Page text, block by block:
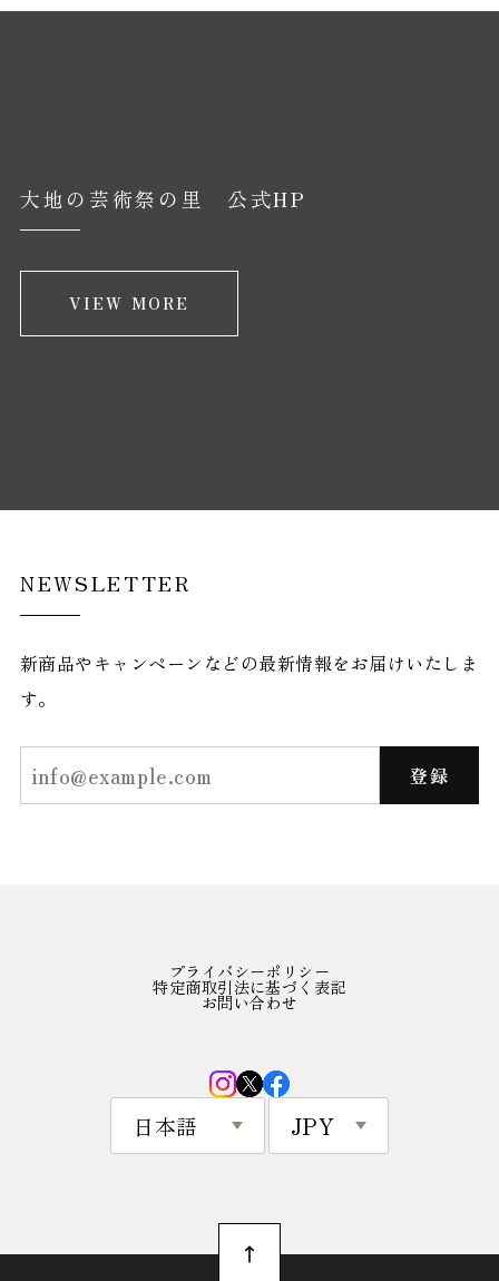
大地の芸術祭の里 公式HP
VIEW MORE
NEWSLETTER
新商品やキャンペーンなどの最新情報をお届けいたしま
す。
登録
プライバシーポリシー
特定商取引法に基づく表記
お問い合わせ